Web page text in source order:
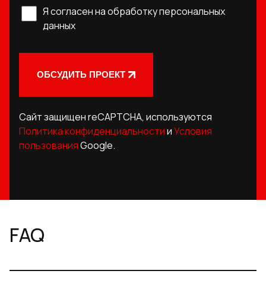
Я согласен на обработку персональных
данных
ОБСУДИТЬ ПРОЕКТ
Сайт защищен reCAPTCHA, используются
Политика конфиденциальностииУсловия
пользованияGoogle.
FAQ